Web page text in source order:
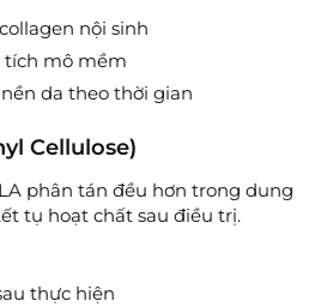
nội sinh
tích mô mềm
da theo thời gian
Cellulose)
phân tán đều hơn trong dung
tụ hoạt chất sau điều trị.
thực hiện